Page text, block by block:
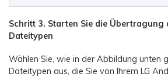
Schritt 3. Starten Sie die Übertragung
Dateitypen
Wählen Sie, wie in der Abbildung unten
Dateitypen aus, die Sie von Ihrem LG